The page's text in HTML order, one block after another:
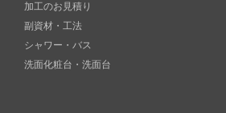
加工のお見積り
副資材・工法
シャワー・バス
洗面化粧台・洗面台